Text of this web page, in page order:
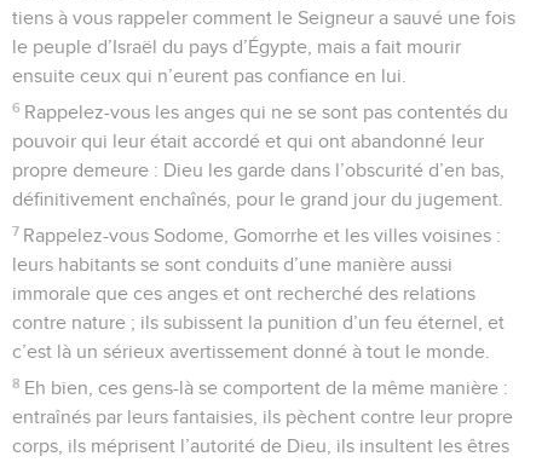
tiens à vous rappeler comment le Seigneur a sauvé une fois
le peuple d’Israël du pays d’Égypte, mais a fait mourir
ensuite ceux qui n’eurent pas confiance en lui.
6 Rappelez-vous les anges qui ne se sont pas contentés du
pouvoir qui leur était accordé et qui ont abandonné leur
propre demeure : Dieu les garde dans l’obscurité d’en bas,
définitivement enchaînés, pour le grand jour du jugement.
7 Rappelez-vous Sodome, Gomorrhe et les villes voisines :
leurs habitants se sont conduits d’une manière aussi
immorale que ces anges et ont recherché des relations
contre nature ; ils subissent la punition d’un feu éternel, et
c’est là un sérieux avertissement donné à tout le monde.
8 Eh bien, ces gens-là se comportent de la même manière :
entraînés par leurs fantaisies, ils pèchent contre leur propre
corps, ils méprisent l’autorité de Dieu, ils insultent les êtres